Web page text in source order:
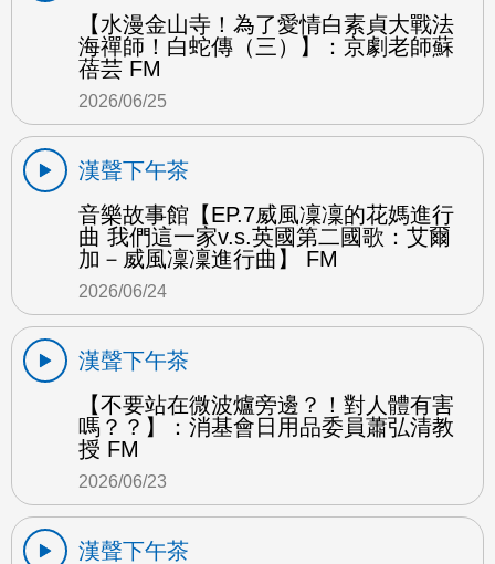
【水漫金山寺！為了愛情白素貞大戰法
海禪師！白蛇傳（三）】：京劇老師蘇
蓓芸 FM
2026/06/25
漢聲下午茶
音樂故事館【EP.7威風凜凜的花媽進行
曲 我們這一家v.s.英國第二國歌：艾爾
加－威風凜凜進行曲】 FM
2026/06/24
漢聲下午茶
【不要站在微波爐旁邊？！對人體有害
嗎？？】：消基會日用品委員蕭弘清教
授 FM
2026/06/23
漢聲下午茶